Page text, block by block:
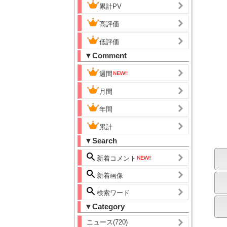
累計PV
高評価
低評価
▼Comment
週間
月間
年間
累計
▼Search
新着コメント
新着画像
検索ワード
▼Category
ニュース(720)